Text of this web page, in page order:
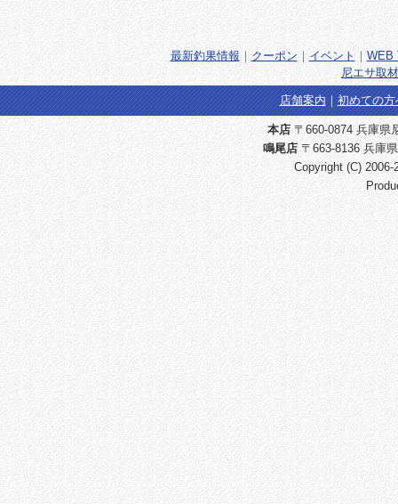
最新釣果情報 ｜ クーポン ｜ イベント ｜ WEB
尼エサ取
店舗案内 ｜ 初めての方
本店〒660-0874 兵庫県
鳴尾店 〒663-8136 兵庫
Copyright (C) 2006-